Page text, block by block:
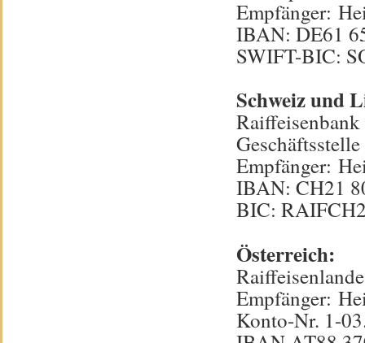
Empfänger:
IBAN: DE61
SWIFT-BIC:
Schweiz und
Empfänger:
IBAN: CH21
BIC:
Österreich:
Empfänger:
Konto-Nr. 1-